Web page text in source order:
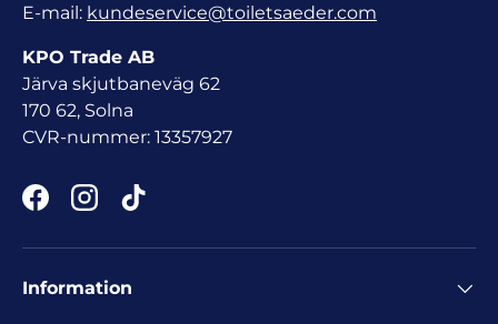
E-mail: kundeservice@toiletsaeder.com
KPO Trade AB
Järva skjutbaneväg 62
170 62, Solna
CVR-nummer: 13357927
FacebookInstagram
TikTok
Information